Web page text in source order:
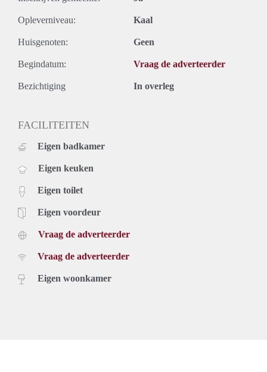
Opleverniveau: Kaal
Huisgenoten: Geen
Begindatum: Vraag de adverteerder
Bezichtiging In overleg
FACILITEITEN
Eigen badkamer
Eigen keuken
Eigen toilet
Eigen voordeur
Vraag de adverteerder
Vraag de adverteerder
Eigen woonkamer